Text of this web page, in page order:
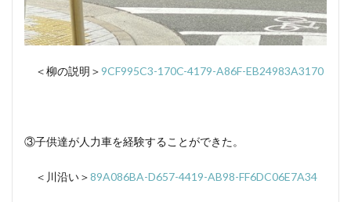
＜柳の説明＞9CF995C3-170C-4179-A86F-EB24983A3170
③子供達が人力車を経験することができた。
＜川沿い＞89A086BA-D657-4419-AB98-FF6DC06E7A34